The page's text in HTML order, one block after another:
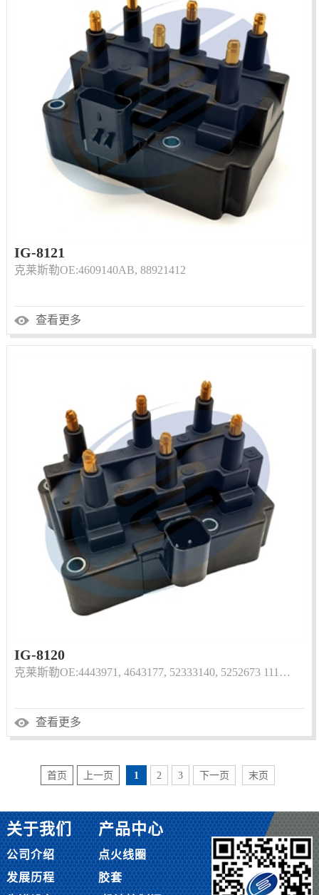
IG-8121
克莱斯勒OE:4609140AB, 88921412
查看更多
IG-8120
克莱斯勒OE:4443971, 4643177, 52333140, 5252673 111…
查看更多
首页 上一页 1 2 3 下一页 末页
关于我们
公司介绍
发展历程
产品中心
点火线圈
胶套